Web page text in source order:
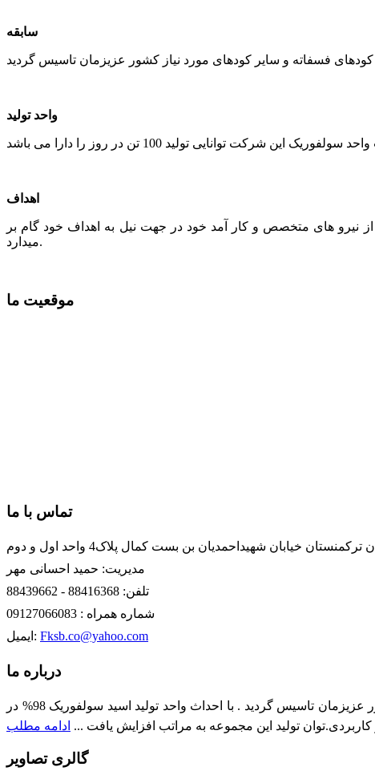
سابقه
اهداف
از نیرو های متخصص و کار آمد خود در جهت نیل به اهداف خود گام بر
میدارد.
موقعیت ما
تماس با ما
خیابان شهیداحمدیان بن بست کمال پلاک4 واحد اول و دوم
مدیریت: حمید احسانی مهر
تلفن: 88416368 - 88439662
شماره همراه : 09127066083
ایمیل: Fksb.co@yahoo.com
درباره ما
شرکت کود و سم بافق در سال 1379 در شهرک صنعتی بافق جهت تولید اسید فسفریک ،کودهای فسفاته و سایر کودهای مورد نیاز کشور عزیزمان تاسیس گردید . با احداث واحد تولید اسید سولفوریک 98% در
ادامه مطلب
گالری تصاویر